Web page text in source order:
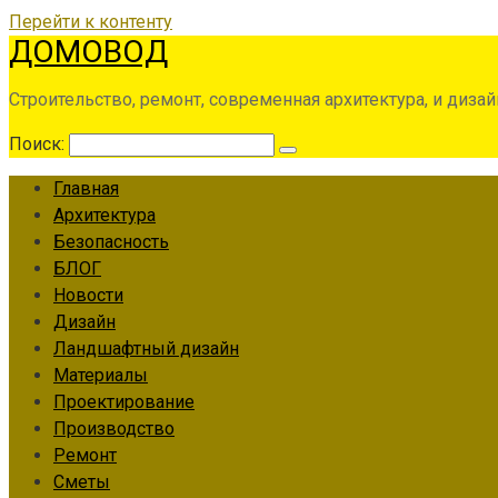
Перейти к контенту
ДОМОВОД
Строительство, ремонт, современная архитектура, и
Поиск:
Главная
Архитектура
Безопасность
БЛОГ
Новости
Дизайн
Ландшафтный дизайн
Материалы
Проектирование
Производство
Ремонт
Сметы